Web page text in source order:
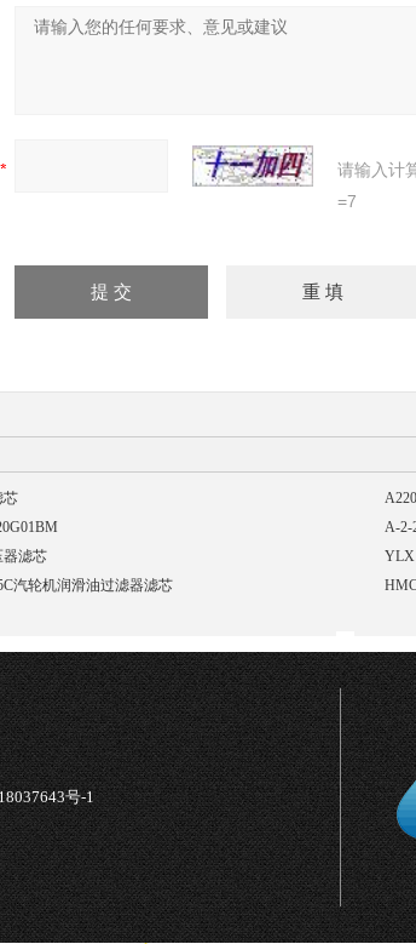
请输入计
=7
芯
A-2-
器滤芯
汽轮机润滑油过滤器滤芯
号-1